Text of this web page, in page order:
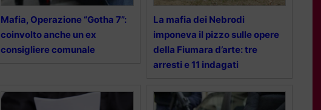
Mafia, Operazione “Gotha 7”:
coinvolto anche un ex
consigliere comunale
La mafia dei Nebrodi
imponeva il pizzo sulle opere
della Fiumara d’arte: tre
arresti e 11 indagati